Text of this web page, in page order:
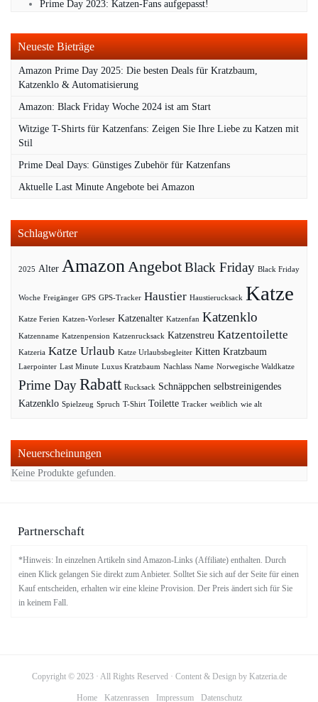
Prime Day 2023: Katzen-Fans aufgepasst!
Neueste Bieträge
Amazon Prime Day 2025: Die besten Deals für Kratzbaum,
Katzenklo & Automatisierung
Amazon: Black Friday Woche 2024 ist am Start
Witzige T-Shirts für Katzenfans: Zeigen Sie Ihre Liebe zu Katzen mit
Stil
Prime Deal Days: Günstiges Zubehör für Katzenfans
Aktuelle Last Minute Angebote bei Amazon
Schlagwörter
2025 Alter Amazon AngebotBlack Friday Black Friday
Woche Freigänger GPS GPS-Tracker Haustier Haustierucksack Katze
Katze Ferien Katzen-Vorleser Katzenalter Katzenfan Katzenklo
Katzenname Katzenpension Katzenrucksack Katzenstreu Katzentoilette
Katzeria Katze Urlaub Katze Urlaubsbegleiter Kitten Kratzbaum
Laerpointer Last Minute Luxus Kratzbaum Nachlass Name Norwegische Waldkatze
Prime DayRabatt Rucksack Schnäppchen selbstreinigendes
Katzenklo Spielzeug Spruch T-Shirt Toilette Tracker weiblich wie alt
Neuerscheinungen
Keine Produkte gefunden.
Partnerschaft
*Hinweis: In einzelnen Artikeln sind Amazon-Links (Affiliate) enthalten. Durch
einen Klick gelangen Sie direkt zum Anbieter. Solltet Sie sich auf der Seite für einen
Kauf entscheiden, erhalten wir eine kleine Provision. Der Preis ändert sich für Sie
in keinem Fall.
Copyright © 2023 · All Rights Reserved · Content & Design by Katzeria.de
Home Katzenrassen Impressum Datenschutz